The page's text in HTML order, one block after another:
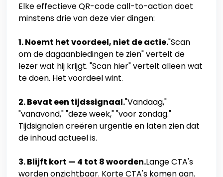
Elke effectieve QR-code call-to-action doet
minstens drie van deze vier dingen:
1. Noemt het voordeel, niet de actie."Scan
om de dagaanbiedingen te zien" vertelt de
lezer wat hij krijgt. "Scan hier" vertelt alleen wat
te doen. Het voordeel wint.
2. Bevat een tijdssignaal."Vandaag,"
"vanavond," "deze week," "voor zondag."
Tijdsignalen creëren urgentie en laten zien dat
de inhoud actueel is.
3. Blijft kort — 4 tot 8 woorden.Lange CTA's
worden onzichtbaar. Korte CTA's komen aan.